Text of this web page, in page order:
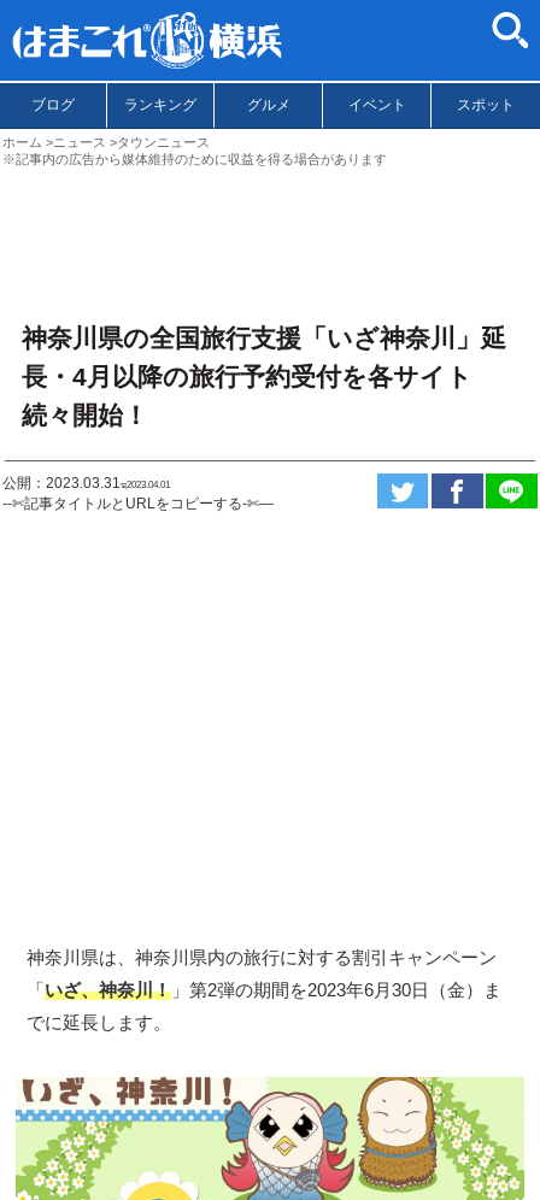
ブログ ランキング グルメ イベント スポット
ホーム ニュース
タウンニュース
※記事内の広告から媒体維持のために収益を得る場合があります
神奈川県の全国旅行支援「いざ神奈川」延
長・4月以降の旅行予約受付を各サイト
続々開始！
公開：2023.03.31ಇ2023.04.01
--✄記事タイトルとURLをコピーする-✄—
神奈川県は、神奈川県内の旅行に対する割引キャンペーン
「いざ、神奈川！ 」第2弾の期間を2023年6月30日（金）ま
でに延長します。